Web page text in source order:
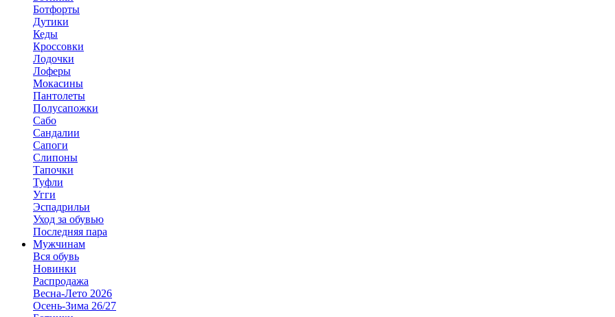
Ботфорты
Дутики
Кеды
Кроссовки
Лодочки
Лоферы
Мокасины
Пантолеты
Полусапожки
Сабо
Сандалии
Сапоги
Слипоны
Тапочки
Туфли
Угги
Эспадрильи
Уход за обувью
Последняя пара
Мужчинам
Вся обувь
Новинки
Распродажа
Весна-Лето 2026
Осень-Зима 26/27